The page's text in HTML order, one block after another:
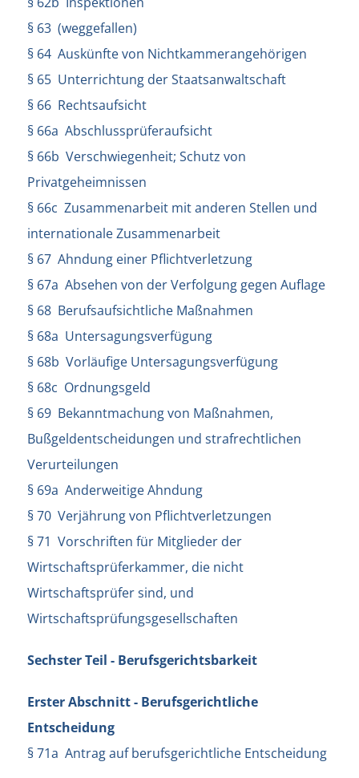
§ 63 (weggefallen)
§ 64 Auskünfte von Nichtkammerangehörigen
§ 65 Unterrichtung der Staatsanwaltschaft
§ 66 Rechtsaufsicht
§ 66a Abschlussprüferaufsicht
§ 66b Verschwiegenheit; Schutz von
Privatgeheimnissen
§ 66c Zusammenarbeit mit anderen Stellen und
internationale Zusammenarbeit
§ 67 Ahndung einer Pflichtverletzung
§ 67a Absehen von der Verfolgung gegen Auflage
§ 68 Berufsaufsichtliche Maßnahmen
§ 68a Untersagungsverfügung
§ 68b Vorläufige Untersagungsverfügung
§ 68c Ordnungsgeld
§ 69 Bekanntmachung von Maßnahmen,
Bußgeldentscheidungen und strafrechtlichen
Verurteilungen
§ 69a Anderweitige Ahndung
§ 70 Verjährung von Pflichtverletzungen
§ 71 Vorschriften für Mitglieder der
Wirtschaftsprüferkammer, die nicht
Wirtschaftsprüfer sind, und
Wirtschaftsprüfungsgesellschaften
Sechster Teil - Berufsgerichtsbarkeit
Erster Abschnitt - Berufsgerichtliche
Entscheidung
§ 71a Antrag auf berufsgerichtliche Entscheidung